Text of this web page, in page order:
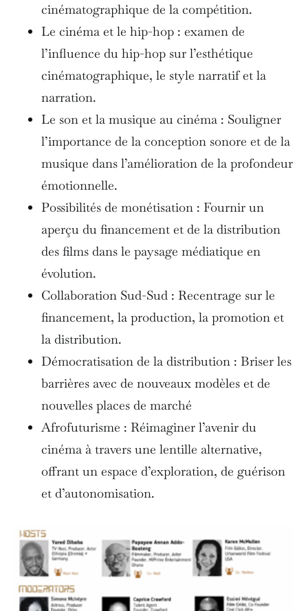
cinématographique de la compétition.
Le cinéma et le hip-hop : examen de
l’influence du hip-hop sur l’esthétique
cinématographique, le style narratif et la
narration.
Le son et la musique au cinéma : Souligner
l’importance de la conception sonore et de la
musique dans l’amélioration de la profondeur
émotionnelle.
Possibilités de monétisation : Fournir un
aperçu du financement et de la distribution
des films dans le paysage médiatique en
évolution.
Collaboration Sud-Sud : Recentrage sur le
financement, la production, la promotion et
la distribution.
Démocratisation de la distribution : Briser les
barrières avec de nouveaux modèles et de
nouvelles places de marché
Afrofuturisme : Réimaginer l’avenir du
cinéma à travers une lentille alternative,
offrant un espace d’exploration, de guérison
et d’autonomisation.